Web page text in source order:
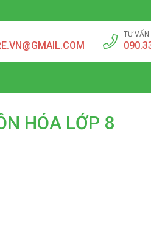
TƯ
HÓA LỚP 8